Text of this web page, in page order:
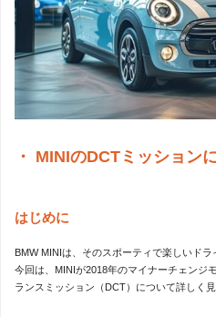
MINIのDCTミッション
はじめに
BMW MINIは、そのスポーティで楽しいド
今回は、MINIが2018年のマイナーチェンジ
ランスミッション（DCT）について詳しく見